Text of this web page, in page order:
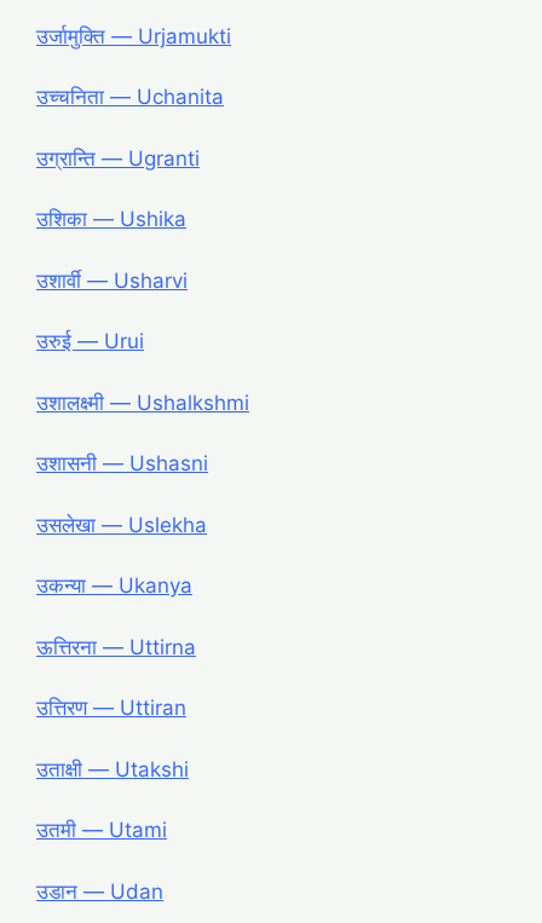
उर्जामुक्ति ― Urjamukti
उच्चनिता ― Uchanita
उग्रान्ति ― Ugranti
उशिका ― Ushika
उशार्वी ― Usharvi
उरुई ― Urui
उशालक्ष्मी ― Ushalkshmi
उशासनी ― Ushasni
उसलेखा ― Uslekha
उकन्या ― Ukanya
ऊत्तिरना ― Uttirna
उत्तिरण ― Uttiran
उताक्षी ― Utakshi
उतमी ― Utami
उडान ― Udan